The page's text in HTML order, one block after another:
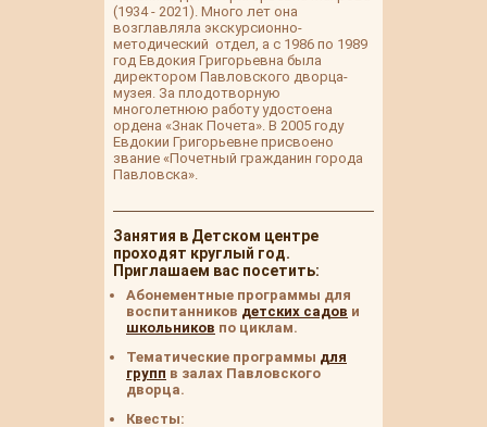
(1934 - 2021). Много лет она
возглавляла экскурсионно-
методический отдел, а с 1986 по 1989
год Евдокия Григорьевна была
директором Павловского дворца-
музея. За плодотворную
многолетнюю работу удостоена
ордена «Знак Почета». В 2005 году
Евдокии Григорьевне присвоено
звание «Почетный гражданин города
Павловска».
Занятия в Детском центре
проходят круглый год.
Приглашаем вас посетить:
Абонементные программы для
воспитанников детских садов и
школьников по циклам.
Тематические программы для
групп в залах Павловского
дворца.
Квесты: